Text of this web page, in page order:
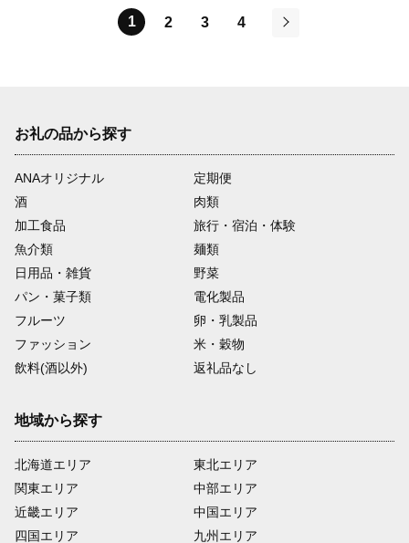
1 2 3
4
お礼の品から探す
ANAオリジナル
定期便
酒
肉類
加工食品
旅行・宿泊・体験
魚介類
麺類
日用品・雑貨
野菜
パン・菓子類
電化製品
フルーツ
卵・乳製品
ファッション
米・穀物
飲料(酒以外)
返礼品なし
地域から探す
北海道エリア
関東エリア
近畿エリア
四国エリア
東北エリア
中部エリア
中国エリア
九州エリア